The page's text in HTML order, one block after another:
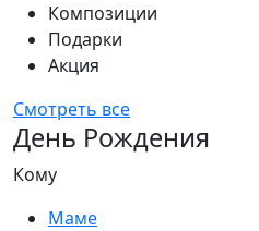
Композиции
Подарки
Акция
Смотреть все
День Рождения
Кому
Маме